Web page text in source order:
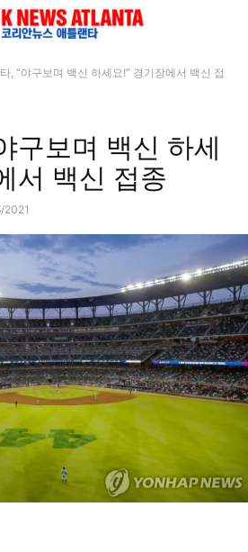
, “야구보며 백신 하세요!” 경기장에서 백신 접
구보며 백신 하세
서 백신 접종